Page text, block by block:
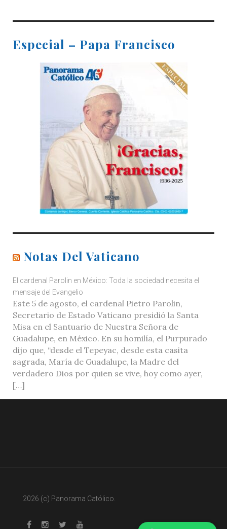
Especial – Papa Francisco
Notas Del Vaticano
El cardenal Parolin en México: Toda la sociedad necesita el
mensaje del Evangelio
Este 5 de agosto, el cardenal Pietro Parolin,
Secretario de Estado Vaticano presidió la Santa
Misa en el Santuario de Nuestra Señora de
Guadalupe, en México. En su homilía, el Purpurado
dijo que, “desde el Tepeyac, desde esta casita
sagrada, María de Guadalupe, la Madre del
verdadero Dios por quien se vive, hoy como ayer,
[…]
2026 (c) Panorama Católico.